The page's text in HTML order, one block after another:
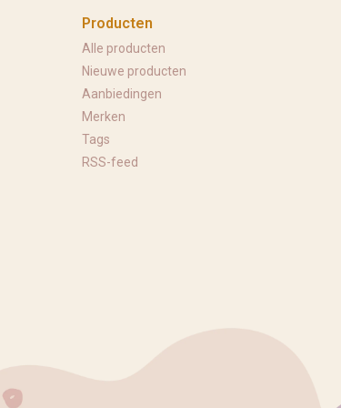
Producten
Alle producten
Nieuwe producten
Aanbiedingen
Merken
Tags
RSS-feed